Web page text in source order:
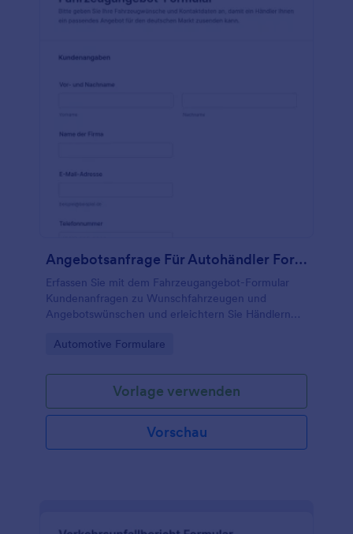
Angebotsanfrage Für Autohändler Formular 🚗
Erfassen Sie mit dem Fahrzeugangebot-Formular
Kundenanfragen zu Wunschfahrzeugen und
Angebotswünschen und erleichtern Sie Händlern
Bearbeitung von Formularantworten mit Jotform.
Go to Category:
Automotive Formulare
Vorlage verwenden
Vorschau